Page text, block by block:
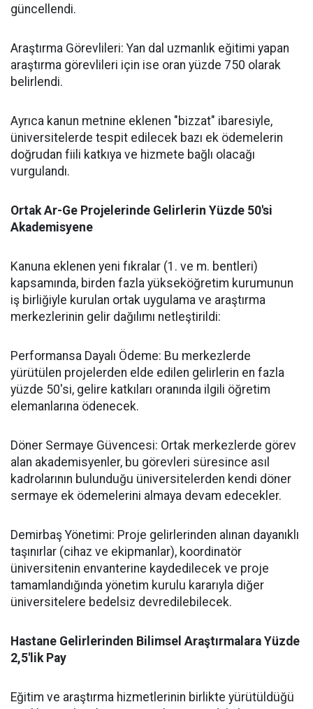
güncellendi.
​Araştırma Görevlileri: Yan dal uzmanlık eğitimi yapan
araştırma görevlileri için ise oran yüzde 750 olarak
belirlendi.
​Ayrıca kanun metnine eklenen "bizzat" ibaresiyle,
üniversitelerde tespit edilecek bazı ek ödemelerin
doğrudan fiili katkıya ve hizmete bağlı olacağı
vurgulandı.
​Ortak Ar-Ge Projelerinde Gelirlerin Yüzde 50'si
Akademisyene
​Kanuna eklenen yeni fıkralar (1. ve m. bentleri)
kapsamında, birden fazla yükseköğretim kurumunun
iş birliğiyle kurulan ortak uygulama ve araştırma
merkezlerinin gelir dağılımı netleştirildi:
​Performansa Dayalı Ödeme: Bu merkezlerde
yürütülen projelerden elde edilen gelirlerin en fazla
yüzde 50'si, gelire katkıları oranında ilgili öğretim
elemanlarına ödenecek.
​Döner Sermaye Güvencesi: Ortak merkezlerde görev
alan akademisyenler, bu görevleri süresince asıl
kadrolarının bulunduğu üniversitelerden kendi döner
sermaye ek ödemelerini almaya devam edecekler.
​Demirbaş Yönetimi: Proje gelirlerinden alınan dayanıklı
taşınırlar (cihaz ve ekipmanlar), koordinatör
üniversitenin envanterine kaydedilecek ve proje
tamamlandığında yönetim kurulu kararıyla diğer
üniversitelere bedelsiz devredilebilecek.
​Hastane Gelirlerinden Bilimsel Araştırmalara Yüzde
2,5'lik Pay
​Eğitim ve araştırma hizmetlerinin birlikte yürütüldüğü